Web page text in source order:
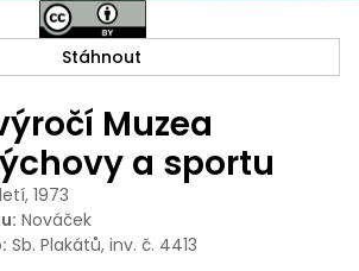
Muzea
a sportu
1973
: Nováček
: Sb. Plakátů, inv. č. 4413
Stáhnout